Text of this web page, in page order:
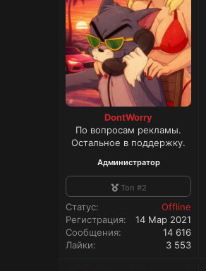
DontWorry
По вопросам рекламы.
Остальное в поддержку.
Администратор
Топ #2
Статус
Offline
Регистрация
14 Мар 2021
Сообщения
14 616
Лайки
3 553